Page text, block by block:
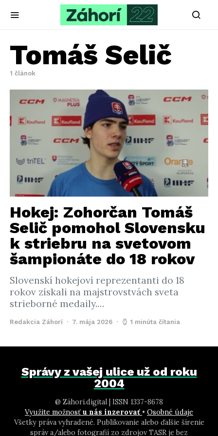
Tomáš Selič
1 článok
Hokej: Zohorčan Tomáš
Selič pomohol Slovensku
k striebru na svetovom
šampionáte do 18 rokov
Slovenskí hokejoví reprezentanti do 18
rokov získali na majstrovstvách sveta
strieborné medaily.…
Redakcia Záhorí 7. mája 2026 1 minúta čítania
Správy z vašej ulice už od roku
2004
@ Záhori.digital | ISSN 1337-8678
Využite možnosť u nás inzerovať • Osobné údaje
Všetky práva vyhradené. Publikovanie alebo ďalšie šírenie
správ a/alebo fotografií zo zdrojov TASR je bez